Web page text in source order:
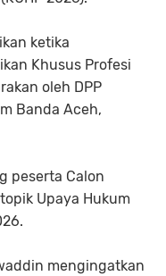
ketika
Khusus Profesi
oleh DPP
Banda Aceh,
peserta Calon
Upaya Hukum
mengingatkan